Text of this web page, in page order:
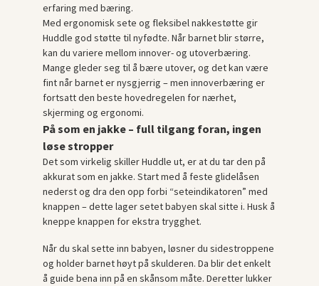
erfaring med bæring.
Med ergonomisk sete og fleksibel nakkestøtte gir
Huddle god støtte til nyfødte. Når barnet blir større,
kan du variere mellom innover- og utoverbæring.
Mange gleder seg til å bære utover, og det kan være
fint når barnet er nysgjerrig – men innoverbæring er
fortsatt den beste hovedregelen for nærhet,
skjerming og ergonomi.
På som en jakke – full tilgang foran, ingen
løse stropper
Det som virkelig skiller Huddle ut, er at du tar den på
akkurat som en jakke. Start med å feste glidelåsen
nederst og dra den opp forbi “seteindikatoren” med
knappen – dette lager setet babyen skal sitte i. Husk å
kneppe knappen for ekstra trygghet.
Når du skal sette inn babyen, løsner du sidestroppene
og holder barnet høyt på skulderen. Da blir det enkelt
å guide bena inn på en skånsom måte. Deretter lukker